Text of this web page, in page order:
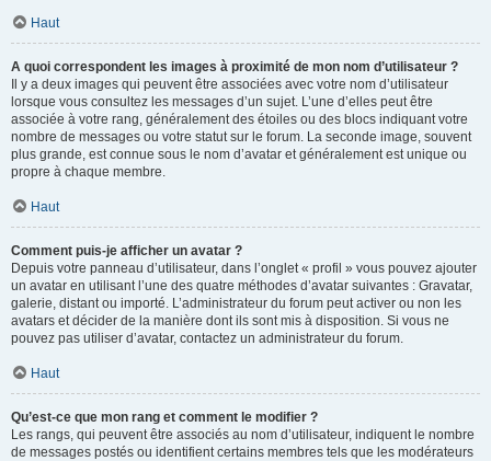
Haut
A quoi correspondent les images à proximité de mon nom d’utilisateur ?
Il y a deux images qui peuvent être associées avec votre nom d’utilisateur
lorsque vous consultez les messages d’un sujet. L’une d’elles peut être
associée à votre rang, généralement des étoiles ou des blocs indiquant votre
nombre de messages ou votre statut sur le forum. La seconde image, souvent
plus grande, est connue sous le nom d’avatar et généralement est unique ou
propre à chaque membre.
Haut
Comment puis-je afficher un avatar ?
Depuis votre panneau d’utilisateur, dans l’onglet « profil » vous pouvez ajouter
un avatar en utilisant l’une des quatre méthodes d’avatar suivantes : Gravatar,
galerie, distant ou importé. L’administrateur du forum peut activer ou non les
avatars et décider de la manière dont ils sont mis à disposition. Si vous ne
pouvez pas utiliser d’avatar, contactez un administrateur du forum.
Haut
Qu’est-ce que mon rang et comment le modifier ?
Les rangs, qui peuvent être associés au nom d’utilisateur, indiquent le nombre
de messages postés ou identifient certains membres tels que les modérateurs